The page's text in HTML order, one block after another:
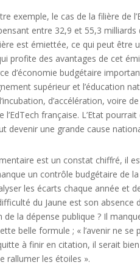
exemple, le cas de la filière de
entre 32,9 et 55,3
est émiettée, ce qui peut
profite des avantages de cet
d’économie budgétaire
supérieur et l’éducation
d’accélération, voire
l’EdTech française. L’Etat
devenir une grande cause
est un constat chiffré, il
un contrôle budgétaire de
les écarts chaque année et
du Jaune est son
de la dépense publique ? Il
belle formule ; « l’avenir ne
à finir en citation, il serait
rallumer les étoiles ».